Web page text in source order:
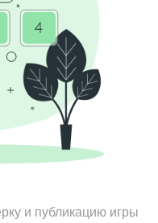
и публикацию игры